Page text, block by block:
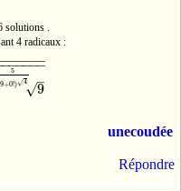
solutions .
4 radicaux :
9
–
√
5
9+0!) 4
√
−
−−−−−−
−−−−
! 4
unecoudée
Répondre